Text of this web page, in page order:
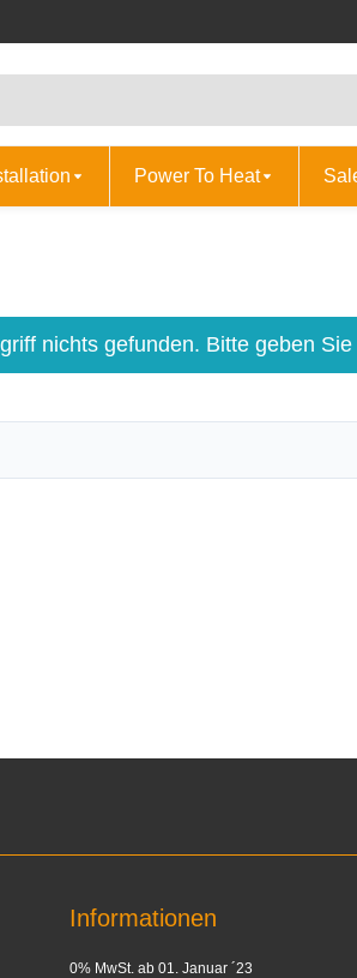
Power To Heat
nichts gefunden. Bitte geben
Informationen
0% MwSt. ab 01. Januar ´23